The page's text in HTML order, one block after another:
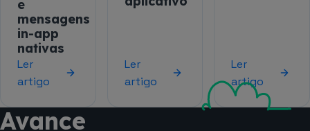
e
mensagens
in-app
nativas
Ler
artigo
Ler
artigo
Ler
artigo
Avance